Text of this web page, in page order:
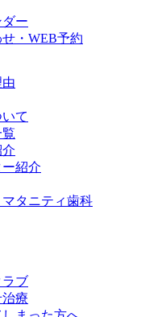
ー
・WEB予約
て
紹介
タニティ歯科
ラブ
療